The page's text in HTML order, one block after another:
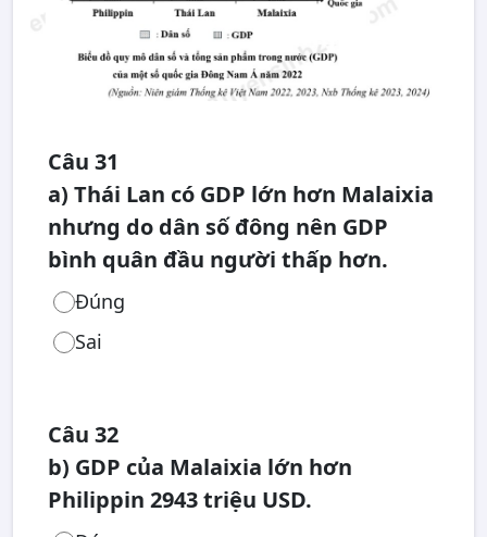
Câu 31
a) Thái Lan có GDP lớn hơn Malaixia
nhưng do dân số đông nên GDP
bình quân đầu người thấp hơn.
Đúng
Sai
Câu 32
b) GDP của Malaixia lớn hơn
Philippin 2943 triệu USD.